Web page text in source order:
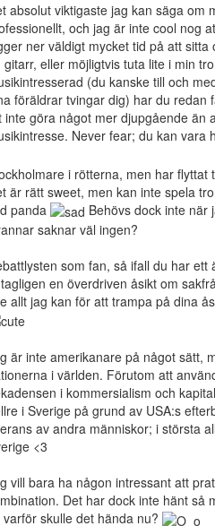
absolut viktigaste jag kan säga om
och jag är inte cool nog
ner väldigt mycket tid på att
gitarr, eller möjligtvis tuta lite i min
(du kanske till och
föräldrar tvingar dig) har du redan
inte göra något mer djupgående än
Never fear; du kan vara
i rötterna, men har flyttat
är rätt sweet, men kan inte spela
panda
Behövs dock inte när
saknar väl ingen?
som fan, så ifall du har ett
en överdriven åsikt om
allt jag kan för att trampa på dina
är inte amerikanare på något sätt,
i världen. Förutom att
i kommersialism och
i Sverige på grund av USA:s
av andra människor; i största
<3
vill bara ha någon intressant att
Det har dock inte hänt så
varför skulle det hända nu?